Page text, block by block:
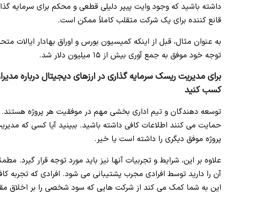
داشته باشید که وجود وایت پیپر دلیلی قطعی و محکم برای
قانع کننده برای یک شرکت متقلب کاملاً ممکن است.
توجه خود موفق به جمع آوری بیش از 15 میلیون دلار شد.
برای مدیریت ریسک سرمایه گذاری در ارزهای دیجیتال درباره
کسب کنید
توسعه دهندگان و تیم اداری بخشی مهم در موفقیت هر پروژه هستند.
حمایت می کنند اطلاعات کافی داشته باشید. ببینید آیا کسی که
پروژه موفق دیگری را داشته است یا خیر.
علاوه بر این، شرایط و تجربیات آنها نیز باید مورد توجه قرار
آن را دارید توسط افرادی مجرب پشتیبانی می شود. افرادی که تجربه
این به شما کمک می کند از شرکت هایی که سود شخصی را بر اخلاق